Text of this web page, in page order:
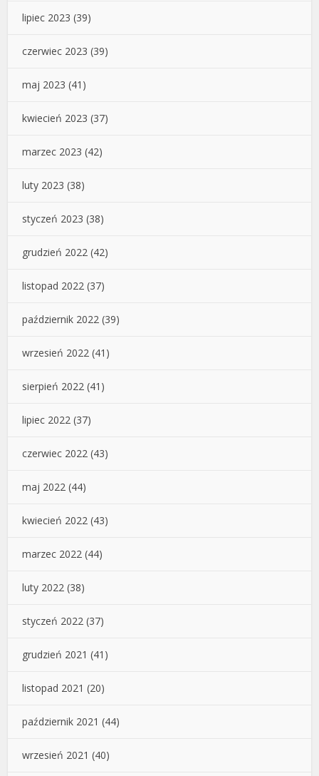
lipiec 2023 (39)
czerwiec 2023 (39)
maj 2023 (41)
kwiecień 2023 (37)
marzec 2023 (42)
luty 2023 (38)
styczeń 2023 (38)
grudzień 2022 (42)
listopad 2022 (37)
październik 2022 (39)
wrzesień 2022 (41)
sierpień 2022 (41)
lipiec 2022 (37)
czerwiec 2022 (43)
maj 2022 (44)
kwiecień 2022 (43)
marzec 2022 (44)
luty 2022 (38)
styczeń 2022 (37)
grudzień 2021 (41)
listopad 2021 (20)
październik 2021 (44)
wrzesień 2021 (40)